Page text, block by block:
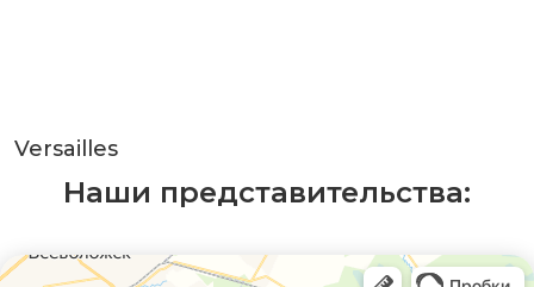
Versailles
Наши представительства: